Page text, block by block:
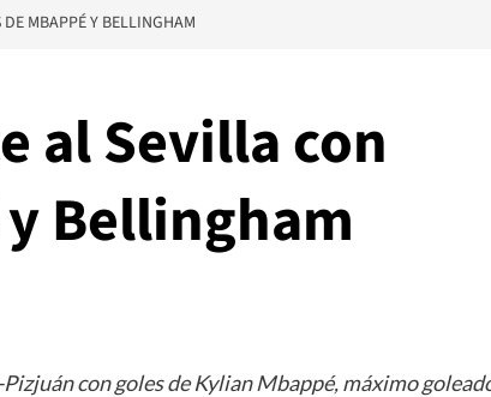
MBAPPÉ Y BELLINGHAM
al Sevilla con
Bellingham
con goles de Kylian Mbappé, máximo